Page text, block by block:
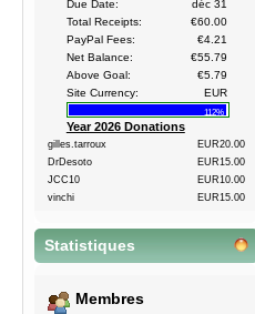
Due Date:
déc 31
Total Receipts:
€60.00
PayPal Fees:
€4.21
Net Balance:
€55.79
Above Goal:
€5.79
Site Currency:
EUR
112%
Year 2026 Donations
gilles.tarroux
EUR20.00
DrDesoto
EUR15.00
JCC10
EUR10.00
vinchi
EUR15.00
Statistiques
Membres